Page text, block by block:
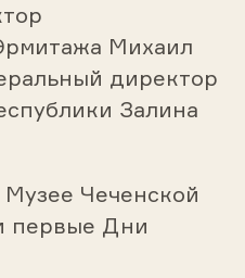
Михаил
директор
Залина
Чеченской
первые Дни